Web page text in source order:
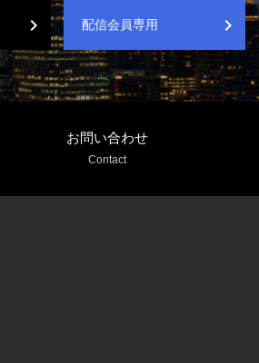
chevron_right 配信会員専用 chevron_right
お問い合わせ
Contact